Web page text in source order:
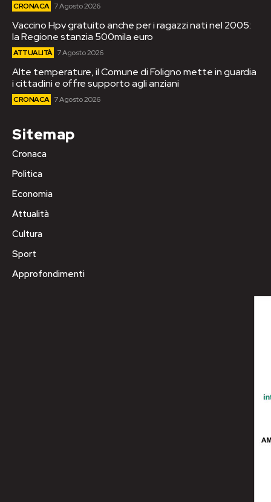
CRONACA 7 Agosto 2026
Vaccino Hpv gratuito anche per i ragazzi nati nel 2005:
la Regione stanzia 500mila euro
ATTUALITÀ 7 Agosto 2026
Alte temperature, il Comune di Foligno mette in guardia
i cittadini e offre supporto agli anziani
CRONACA 7 Agosto 2026
Sitemap
Cronaca
Politica
Economia
Attualità
Cultura
Sport
Approfondimenti